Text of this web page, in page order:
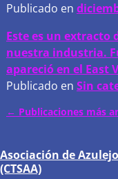
Publicado en
Este es un extracto
nuestra industria.
apareció en el East
Publicado en Sin
← Publicaciones más
Asociación de
(CTSAA)